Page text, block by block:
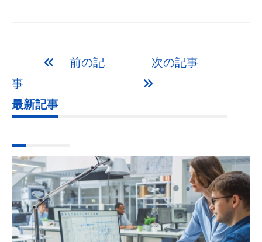
前の記
事
次の記事
最新記事